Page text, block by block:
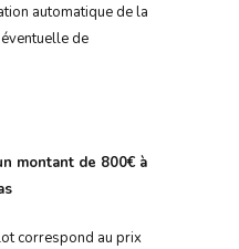
automatique de la
de
montant de 800€ à
correspond au prix